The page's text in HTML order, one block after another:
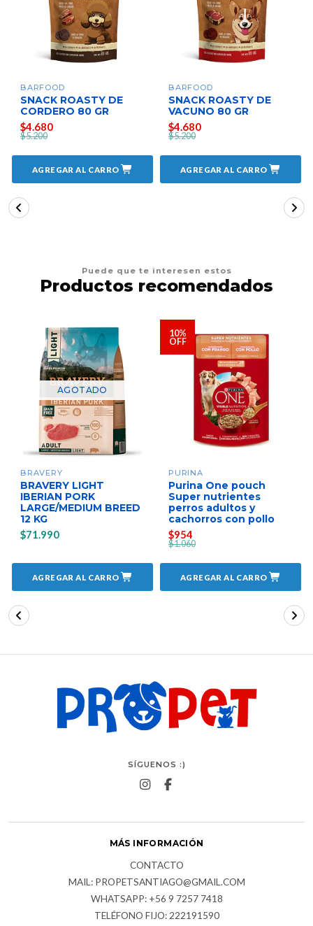
BARFOOD
SNACK ROASTY DE
CORDERO 80 GR
$4.680
$5.200
AGREGAR AL CARRO
BARFOOD
SNACK ROASTY DE
VACUNO 80 GR
$4.680
$5.200
AGREGAR AL CARRO
Puede que te interesen estos
Productos recomendados
AGOTADO
BRAVERY
BRAVERY LIGHT
IBERIAN PORK
LARGE/MEDIUM BREED
12 KG
$71.990
AGREGAR AL CARRO
10%
OFF
PURINA
Purina One pouch
Super nutrientes
perros adultos y
cachorros con pollo
$954
$1.060
AGREGAR AL CARRO
SÍGUENOS :)
MÁS INFORMACIÓN
CONTACTO
MAIL: PROPETSANTIAGO@GMAIL.COM
WHATSAPP: +56 9 7257 7418
TELÉFONO FIJO: 222191590